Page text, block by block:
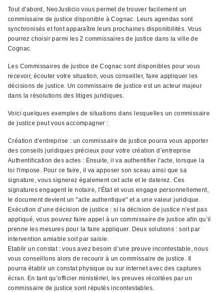
Tout d'abord, NeoJusticio vous permet de trouver facilement un
commissaire de justice disponible à Cognac. Leurs agendas sont
synchronisés et font apparaître leurs prochaines disponibilités. Vous
pourrez choisir parmi les 2 commissaires de justice dans la ville de
Cognac.
Les Commissaires de justice de Cognac sont disponibles pour vous
recevoir, écouter votre situation, vous conseiller, faire appliquer les
décisions de justice. Un commissaire de justice est un acteur majeur
dans la résolutions des litiges juridiques.
Voici quelques exemples de situations dans lesquelles un commissaire
de justice peut vous accompagner :
Création d’entreprise : un commissaire de justice pourra vous apporter
des conseils juridiques précieux pour votre création d’entreprise
Authentification des actes : Ensuite, il va authentifier l'acte, lorsque la
loi l'impose. Pour ce faire, il va apposer son sceau ainsi que sa
signature, vous signerez également cet acte et le daterez. Ces
signatures engagent le notaire, l'État et vous engage personnellement,
le document devient un "acte authentique" et a une valeur juridique.
Exécution d’une décision de justice : si la décision de justice n’est pas
appliqué, vous pouvez faire appel à un commissaire de justice afin qu’il
prenne les mesures pour la faire appliquer. Deux solutions : soit par
intervention amiable soit par saisie.
Etablir un constat : vous avez besoin d’une preuve incontestable, nous
vous conseillons alors de recourir à un commissaire de justice. Il
pourra établir un constat physique ou sur internet avec des captures
écran. En tant qu’officier ministériel, les preuves récoltées par un
commissaire de justice sont réputés incontestables.